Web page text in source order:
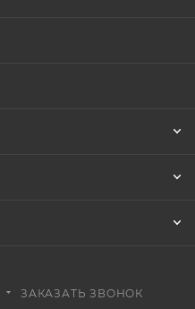
ЗАКАЗАТЬ ЗВОНОК